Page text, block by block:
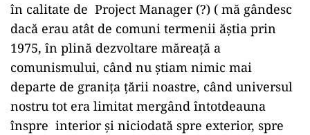
în calitate de Project Manager (?) ( mă gândesc
dacă erau atât de comuni termenii ăștia prin
1975, în plină dezvoltare măreață a
comunismului, când nu știam nimic mai
departe de granița țării noastre, când universul
nostru tot era limitat mergând întotdeauna
înspre interior și niciodată spre exterior, spre